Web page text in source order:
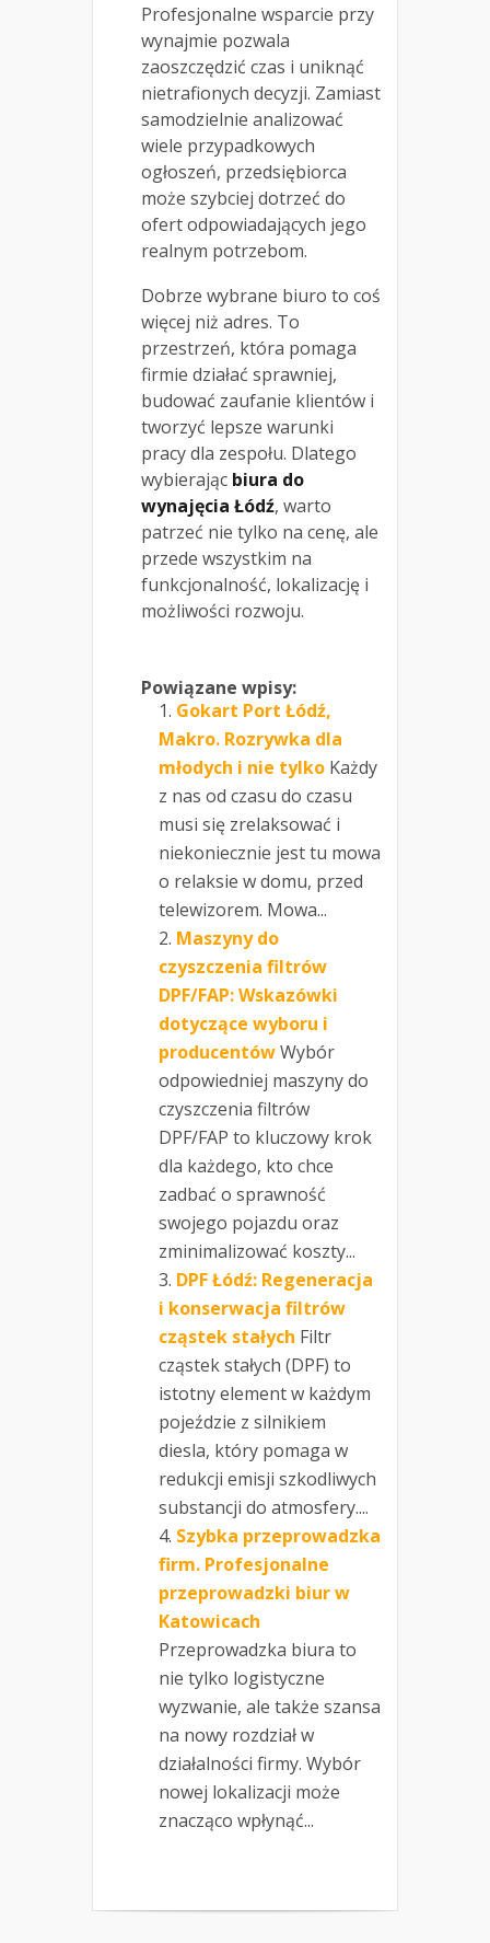
Profesjonalne wsparcie przy
wynajmie pozwala
zaoszczędzić czas i uniknąć
nietrafionych decyzji. Zamiast
samodzielnie analizować
wiele przypadkowych
ogłoszeń, przedsiębiorca
może szybciej dotrzeć do
ofert odpowiadających jego
realnym potrzebom.
Dobrze wybrane biuro to coś
więcej niż adres. To
przestrzeń, która pomaga
firmie działać sprawniej,
budować zaufanie klientów i
tworzyć lepsze warunki
pracy dla zespołu. Dlatego
wybierając biura do
wynajęcia Łódź, warto
patrzeć nie tylko na cenę, ale
przede wszystkim na
funkcjonalność, lokalizację i
możliwości rozwoju.
Powiązane wpisy:
Gokart Port Łódź,
Makro. Rozrywka dla
młodych i nie tylko Każdy
z nas od czasu do czasu
musi się zrelaksować i
niekoniecznie jest tu mowa
o relaksie w domu, przed
telewizorem. Mowa...
Maszyny do
czyszczenia filtrów
DPF/FAP: Wskazówki
dotyczące wyboru i
producentówWybór
odpowiedniej maszyny do
czyszczenia filtrów
DPF/FAP to kluczowy krok
dla każdego, kto chce
zadbać o sprawność
swojego pojazdu oraz
zminimalizować koszty...
DPF Łódź: Regeneracja
i konserwacja filtrów
cząstek stałych Filtr
cząstek stałych (DPF) to
istotny element w każdym
pojeździe z silnikiem
diesla, który pomaga w
redukcji emisji szkodliwych
substancji do atmosfery....
Szybka przeprowadzka
firm. Profesjonalne
przeprowadzki biur w
Katowicach
Przeprowadzka biura to
nie tylko logistyczne
wyzwanie, ale także szansa
na nowy rozdział w
działalności firmy. Wybór
nowej lokalizacji może
znacząco wpłynąć...